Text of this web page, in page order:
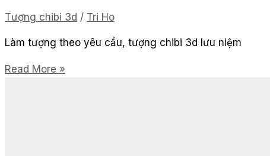
Tượng chibi 3d / Tri Ho
Làm tượng theo yêu cầu, tượng chibi 3d lưu niệm
Làm
Read More »